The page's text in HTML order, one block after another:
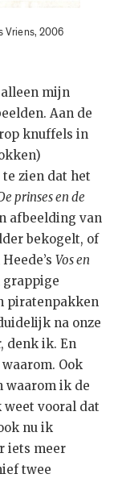
Vriens, 2006
alleen mijn
Aan de
knuffels in
zien dat het
prinses en de
afbeelding van
bekogelt, of
Vos en
grappige
piratenpakken
na onze
denk ik. En
Ook
waarom ik de
vooral dat
nu ik
iets meer
twee